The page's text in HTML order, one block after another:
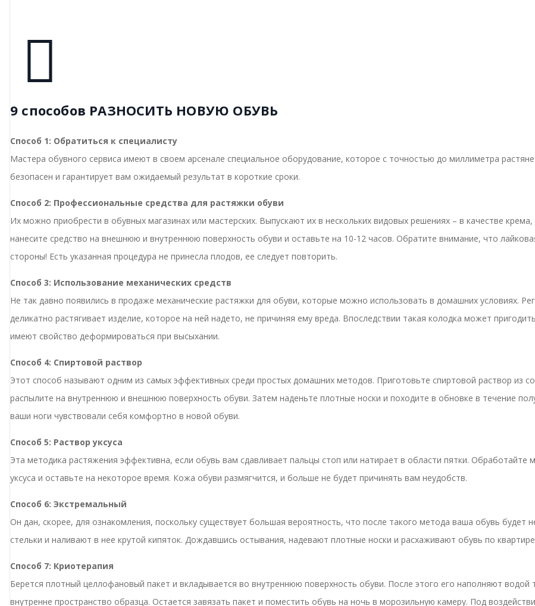
9 способов РАЗНОСИТЬ НОВУЮ ОБУВЬ
Способ 1: Обратиться к специалисту
Мастера обувного сервиса имеют в своем арсенале специальное оборудование, которое с точностью до миллиметра
безопасен и гарантирует вам ожидаемый результат в короткие сроки.
Способ 2: Профессиональные средства для растяжки обуви
Их можно приобрести в обувных магазинах или мастерских. Выпускают их в нескольких видовых решениях – в качестве
нанесите средство на внешнюю и внутреннюю поверхность обуви и оставьте на 10-12 часов. Обратите внимание, что
стороны! Есть указанная процедура не принесла плодов, ее следует повторить.
Способ 3: Использование механических средств
Не так давно появились в продаже механические растяжки для обуви, которые можно использовать в домашних условиях.
деликатно растягивает изделие, которое на ней надето, не причиняя ему вреда. Впоследствии такая колодка может
имеют свойство деформироваться при высыхании.
Способ 4: Спиртовой раствор
Этот способ называют одним из самых эффективных среди простых домашних методов. Приготовьте спиртовой раствор из
распылите на внутреннюю и внешнюю поверхность обуви. Затем наденьте плотные носки и походите в обновке в течение
ваши ноги чувствовали себя комфортно в новой обуви.
Способ 5: Раствор уксуса
Эта методика растяжения эффективна, если обувь вам сдавливает пальцы стоп или натирает в области пятки.
уксуса и оставьте на некоторое время. Кожа обуви размягчится, и больше не будет причинять вам неудобств.
Способ 6: Экстремальный
Он дан, скорее, для ознакомления, поскольку существует большая вероятность, что после такого метода ваша обувь будет
стельки и наливают в нее крутой кипяток. Дождавшись остывания, надевают плотные носки и расхаживают обувь по
Способ 7: Криотерапия
Берется плотный целлофановый пакет и вкладывается во внутреннюю поверхность обуви. После этого его наполняют
внутренне пространство образца. Остается завязать пакет и поместить обувь на ночь в морозильную камеру. Под